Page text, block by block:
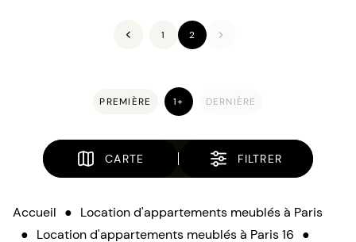
1 2
PREMIÈRE 1+ DERNIÈRE
CARTE FILTRER
Accueil ● Location d'appartements meublés à Paris
● Location d'appartements meublés à Paris 16 ●